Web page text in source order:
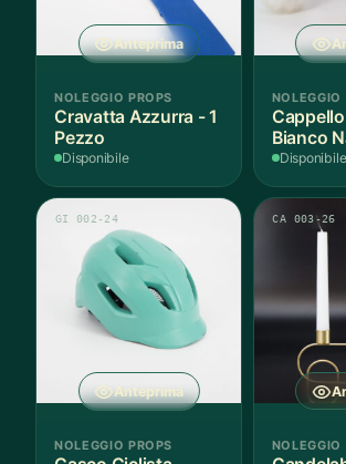
Anteprima
NOLEGGIO PROPS
Cravatta Azzurra - 1
Pezzo
Disponibile
NOLEGGIO
Bianco
Pezzo
Disponibile
Anteprima
GI 002-24
NOLEGGIO PROPS
CA 003-26
NOLEGGIO